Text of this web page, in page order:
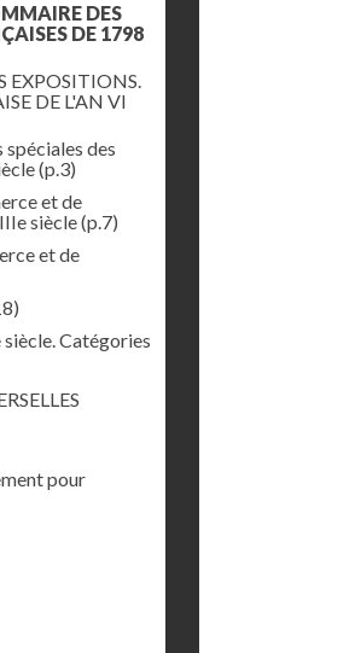
DES
DE 1798
EXPOSITIONS.
DE L'AN VI
des
(p.3)
et de
siècle(p.7)
et de
Catégories
pour